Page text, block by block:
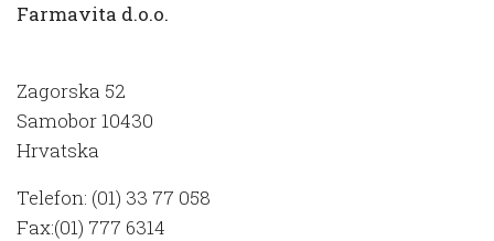
Farmavita d.o.o.
Zagorska 52
Samobor 10430
Hrvatska
Telefon: (01) 33 77 058
Fax:(01) 777 6314